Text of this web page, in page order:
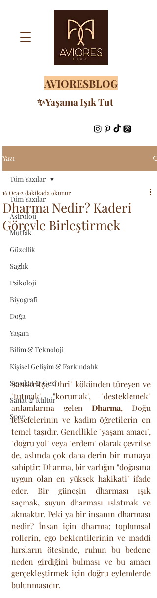
AVIORESBLOG
✨Yaşama Işık Tut
Yazı
Tüm Yazılar
Astroloji
Mutfak
Güzellik
Sağlık
Psikoloji
Biyografi
Doğa
Yaşam
Bilim & Teknoloji
Kişisel Gelişim & Farkındalık
Seyehat & Gezi
Sanat & Kültür
Spor
Tüm Yazılar
Dharma Nedir? Kaderi
Görevle Birleştirmek
16 Oca 2 dakikada okunur
Sanskritçe "Dhri" kökünden türeyen ve
"tutmak", "korumak", "desteklemek"
anlamlarına gelen Dharma, Doğu
felsefelerinin ve kadim öğretilerin en
temel taşıdır. Genellikle "yaşam amacı",
"doğru yol" veya "erdem" olarak çevrilse
de, aslında çok daha derin bir manaya
sahiptir: Dharma, bir varlığın "doğasına
uygun olan en yüksek hakikati" ifade
eder. Bir güneşin dharması ışık
saçmak, suyun dharması ıslatmak ve
akmaktır. Peki ya bir insanın dharması
nedir? İnsan için dharma; toplumsal
rollerin, ego beklentilerinin ve maddi
hırsların ötesinde, ruhun bu bedene
neden girdiğini bulması ve bu amacı
gerçekleştirmek için doğru eylemlerde
bulunmasıdır.